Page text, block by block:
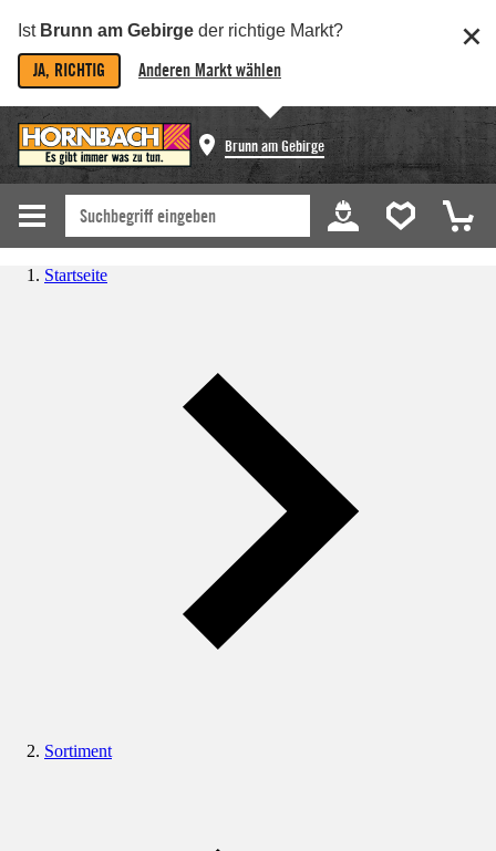
Ist Brunn am Gebirge der richtige Markt?
JA, RICHTIG Anderen Markt wählen
Brunn am Gebirge
Startseite
Sortiment